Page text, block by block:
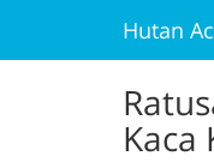
Hutan
Kaca